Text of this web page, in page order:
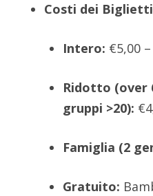
Costi dei
Intero: €5,00
Ridotto (over
gruppi >20):
Famiglia (2
Gratuito: